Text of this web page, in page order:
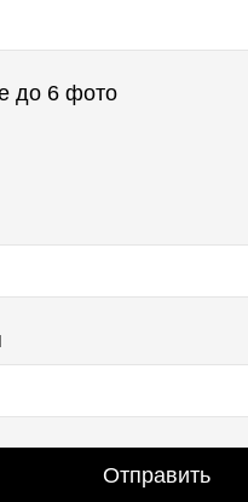
до 6 фото
Отправить